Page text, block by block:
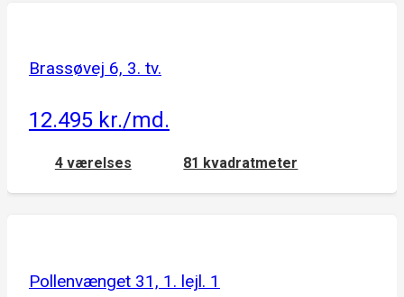
Brassøvej 6, 3. tv.
12.495 kr./md.
4 værelses 81 kvadratmeter
Pollenvænget 31, 1. lejl. 1